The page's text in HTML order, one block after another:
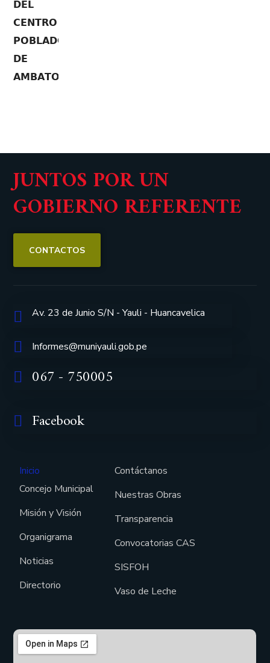
JUNTOS POR UN
GOBIERNO REFERENTE
CONTACTOS
Av. 23 de Junio S/N - Yauli - Huancavelica
Informes@muniyauli.gob.pe
067 - 750005
Facebook
Inicio
Concejo Municipal
Misión y Visión
Organigrama
Noticias
Directorio
Contáctanos
Nuestras Obras
Transparencia
Convocatorias CAS
SISFOH
Vaso de Leche